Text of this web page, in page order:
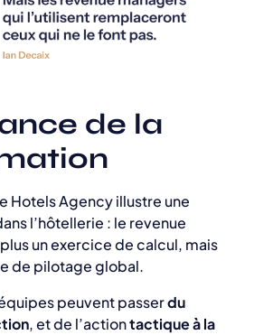
de la
Hotels Agency illustre une
l’hôtellerie : le revenue
un exercice de calcul, mais
de pilotage global.
peuvent passerdu
, et de l’actiontactique à la